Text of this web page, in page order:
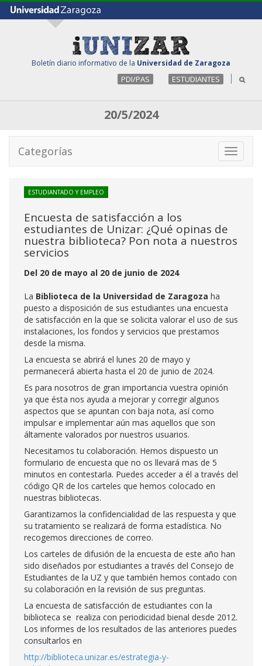
Boletín diario informativo de la Universidad de Zaragoza
PDI/PAS ESTUDIANTES
20/5/2024
Toggle
Categorías
ESTUDIANTADO Y EMPLEO
Encuesta de satisfacción a los
estudiantes de Unizar: ¿Qué opinas de
nuestra biblioteca? Pon nota a nuestros
servicios
Del 20 de mayo al 20 de junio de 2024
La Biblioteca de la Universidad de Zaragoza ha
puesto a disposición de sus estudiantes una encuesta
de satisfacción en la que se solicita valorar el uso de sus
instalaciones, los fondos y servicios que prestamos
desde la misma.
La encuesta se abrirá el lunes 20 de mayo y
permanecerá abierta hasta el 20 de junio de 2024.
Es para nosotros de gran importancia vuestra opinión
ya que ésta nos ayuda a mejorar y corregir algunos
aspectos que se apuntan con baja nota, así como
impulsar e implementar aún mas aquellos que son
áltamente valorados por nuestros usuarios.
Necesitamos tu colaboración. Hemos dispuesto un
formulario de encuesta que no os llevará mas de 5
minutos en contestarla. Puedes acceder a él a través del
código QR de los carteles que hemos colocado en
nuestras bibliotecas.
Garantizamos la confidencialidad de las respuesta y que
su tratamiento se realizará de forma estadística. No
recogemos direcciones de correo.
Los carteles de difusión de la encuesta de este año han
sido diseñados por estudiantes a través del Consejo de
Estudiantes de la UZ y que también hemos contado con
su colaboración en la revisión de sus preguntas.
La encuesta de satisfacción de estudiantes con la
biblioteca se realiza con periodicidad bienal desde 2012.
Los informes de los resultados de las anteriores puedes
consultarlos en
http://biblioteca.unizar.es/estrategia-y-